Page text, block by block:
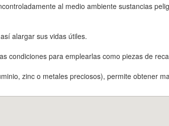
al medio ambiente sustancias
alargar sus vidas útiles.
condiciones para emplearlas como piezas de
zinc o metales preciosos), permite obtener